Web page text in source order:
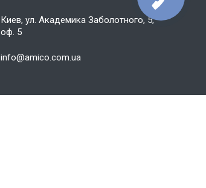
Киев, ул. Академика Заболотного, 5,
оф. 5
info@amico.com.ua